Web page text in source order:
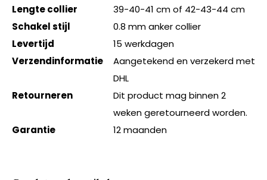
Lengte collier
39-40-41 cm of 42-43-44 cm
Schakel stijl
0.8 mm anker collier
Levertijd
15 werkdagen
Verzendinformatie
Aangetekend en verzekerd met
DHL
Retourneren
Dit product mag binnen 2
weken geretourneerd worden.
Garantie
12 maanden